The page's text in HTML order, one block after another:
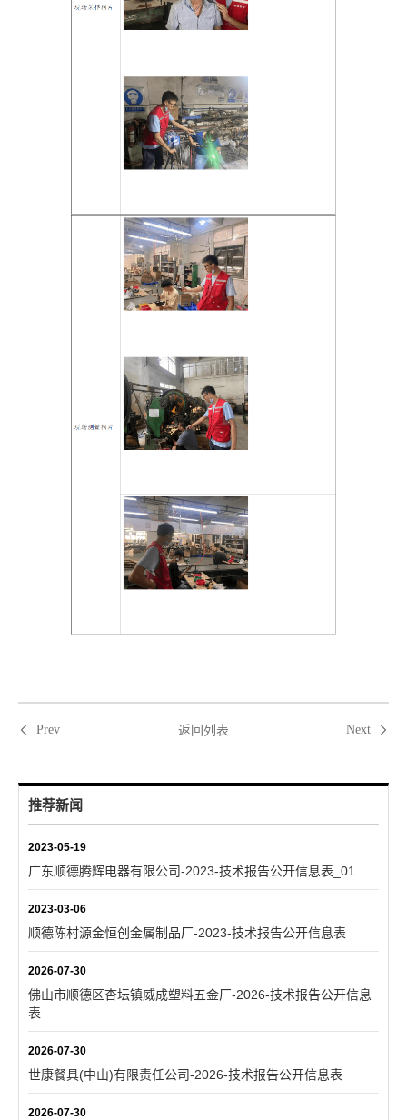
Prev 返回列表 Next
推荐新闻
2023-05-19
广东顺德腾辉电器有限公司-2023-技术报告公开信息表_01
2023-03-06
顺德陈村源金恒创金属制品厂-2023-技术报告公开信息表
2026-07-30
佛山市顺德区杏坛镇威成塑料五金厂-2026-技术报告公开信息
表
2026-07-30
世康餐具(中山)有限责任公司-2026-技术报告公开信息表
2026-07-30